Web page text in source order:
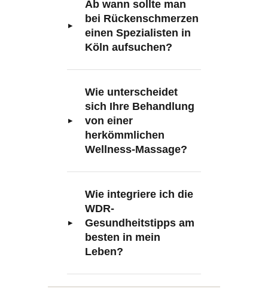
Ab wann sollte man
bei Rückenschmerzen
einen Spezialisten in
Köln aufsuchen?
Wie unterscheidet
sich Ihre Behandlung
von einer
herkömmlichen
Wellness-Massage?
Wie integriere ich die
WDR-
Gesundheitstipps am
besten in mein
Leben?